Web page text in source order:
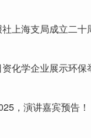
上海支局成立二十
化学企业展示环保
，演讲嘉宾预告！